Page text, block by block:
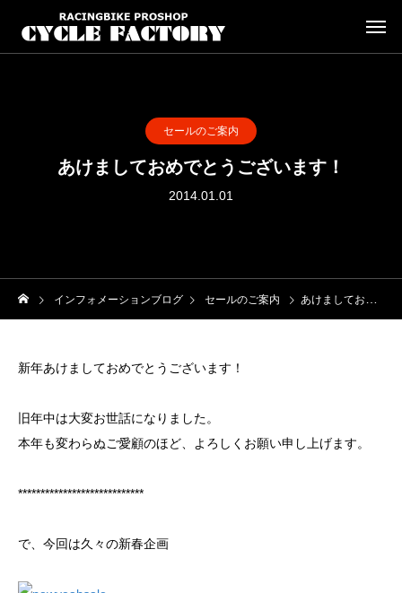
セールのご案内
あけましておめでとうございます！
2014.01.01
インフォメーションブログ セールのご案内 あけましておめでとうございます！
新年あけましておめでとうございます！
旧年中は大変お世話になりました。
本年も変わらぬご愛顧のほど、よろしくお願い申し上げます。
****************************
で、今回は久々の新春企画